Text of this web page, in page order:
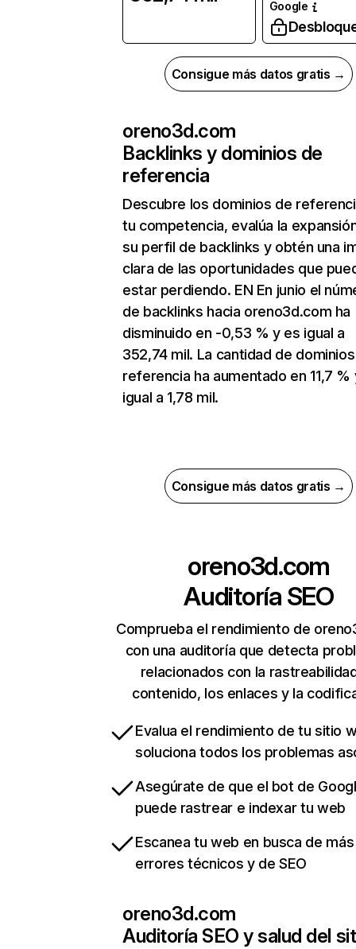
Google
Consigue más datos gratis →
oreno3d.com
Backlinks y dominios de
referencia
Descubre los dominios de
tu competencia, evalúa la
su perfil de backlinks y obtén una
clara de las oportunidades que
estar perdiendo. EN En junio el
de backlinks hacia oreno3d.com ha
disminuido en -0,53 % y es igual a
352,74 mil. La cantidad de
referencia ha aumentado en 11,7 %
igual a 1,78 mil.
Consigue más datos gratis →
oreno3d.com
Auditoría SEO
Comprueba el rendimiento de
con una auditoría que detecta
relacionados con la
contenido, los enlaces y la
Evalua el rendimiento de tu sitio
soluciona todos los problemas
Asegúrate de que el bot de
puede rastrear e indexar tu web
Escanea tu web en busca de
errores técnicos y de SEO
oreno3d.com
Auditoría SEO y salud del